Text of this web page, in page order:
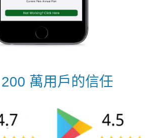
萬用戶的信任